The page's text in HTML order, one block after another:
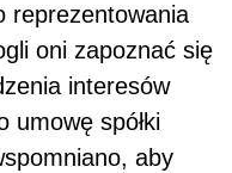
reprezentowania
oni zapoznać się
interesów
umowę spółki
aby